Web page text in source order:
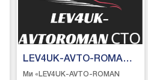
LEV4UK-AVTO-ROMA
CTO
Ми «LEV4UK-AVTO-ROMAN